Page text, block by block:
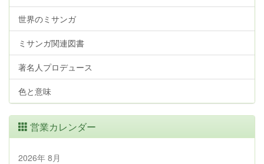
世界のミサンガ
ミサンガ関連図書
著名人プロデュース
色と意味
営業カレンダー
2026年 8月